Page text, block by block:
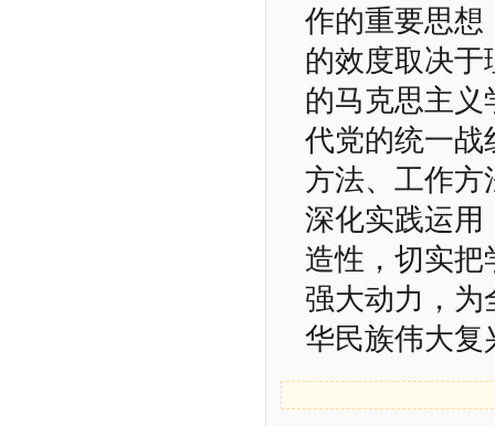
作的重要思想
的效度取决于
的马克思主义
代党的统一战
方法、工作方
深化实践运用
造性，切实把
强大动力，为
华民族伟大复